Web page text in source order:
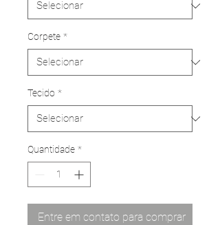
Corpete *
Tecido *
Quantidade *
Entre em contato para comprar